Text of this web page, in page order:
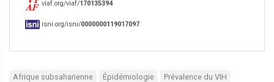
viaf.org/viaf/170135394
isni.org/isni/0000000119017097
Afrique subsaharienne Épidémiologie
Prévalence du VIH